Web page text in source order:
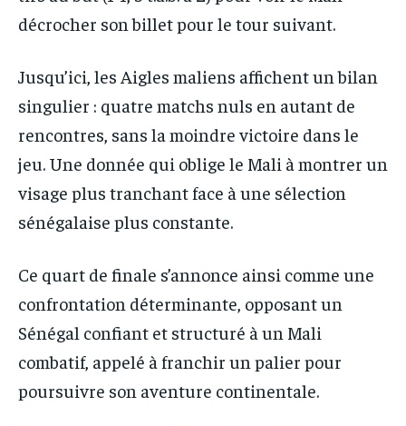
décrocher son billet pour le tour suivant.
Jusqu’ici, les Aigles maliens affichent un bilan
singulier : quatre matchs nuls en autant de
rencontres, sans la moindre victoire dans le
jeu. Une donnée qui oblige le Mali à montrer un
visage plus tranchant face à une sélection
sénégalaise plus constante.
Ce quart de finale s’annonce ainsi comme une
confrontation déterminante, opposant un
Sénégal confiant et structuré à un Mali
combatif, appelé à franchir un palier pour
poursuivre son aventure continentale.